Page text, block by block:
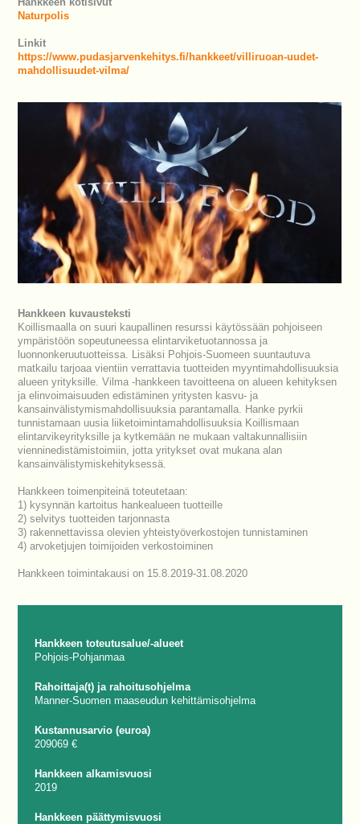
Hankkeen kotisivut
Naturpolis
Linkit
https://www.pudasjarvenkehitys.fi/hankkeet/villiruoan-uudet-
mahdollisuudet-vilma/
Hankkeen kuvausteksti
Koillismaalla on suuri kaupallinen resurssi käytössään pohjoiseen
ympäristöön sopeutuneessa elintarviketuotannossa ja
luonnonkeruutuotteissa. Lisäksi Pohjois-Suomeen suuntautuva
matkailu tarjoaa vientiin verrattavia tuotteiden myyntimahdollisuuksia
alueen yrityksille. Vilma -hankkeen tavoitteena on alueen kehityksen
ja elinvoimaisuuden edistäminen yritysten kasvu- ja
kansainvälistymismahdollisuuksia parantamalla. Hanke pyrkii
tunnistamaan uusia liiketoimintamahdollisuuksia Koillismaan
elintarvikeyrityksille ja kytkemään ne mukaan valtakunnallisiin
vienninedistämistoimiin, jotta yritykset ovat mukana alan
kansainvälistymiskehityksessä.
Hankkeen toimenpiteinä toteutetaan:
1) kysynnän kartoitus hankealueen tuotteille
2) selvitys tuotteiden tarjonnasta
3) rakennettavissa olevien yhteistyöverkostojen tunnistaminen
4) arvoketjujen toimijoiden verkostoiminen
Hankkeen toimintakausi on 15.8.2019-31.08.2020
Hankkeen toteutusalue/-alueet
Pohjois-Pohjanmaa
Rahoittaja(t) ja rahoitusohjelma
Manner-Suomen maaseudun kehittämisohjelma
Kustannusarvio (euroa)
209069 €
Hankkeen alkamisvuosi
2019
Hankkeen päättymisvuosi